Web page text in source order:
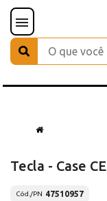
Tecla - Case CE
Cód./PN 47510957